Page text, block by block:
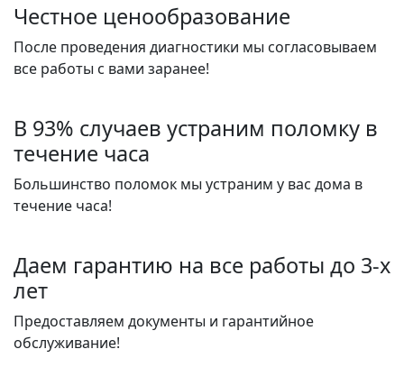
Честное ценообразование
После проведения диагностики мы согласовываем
все работы с вами заранее!
В 93% случаев устраним поломку в
течение часа
Большинство поломок мы устраним у вас дома в
течение часа!
Даем гарантию на все работы до 3-х
лет
Предоставляем документы и гарантийное
обслуживание!